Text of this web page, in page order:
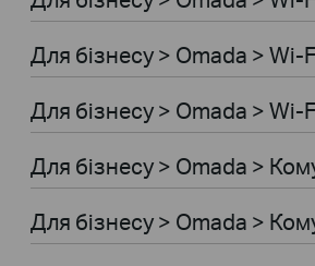
Для бiзнесу > Omada > Wi-
Для бiзнесу > Omada > Wi-
Для бiзнесу > Omada >
Для бiзнесу > Omada >